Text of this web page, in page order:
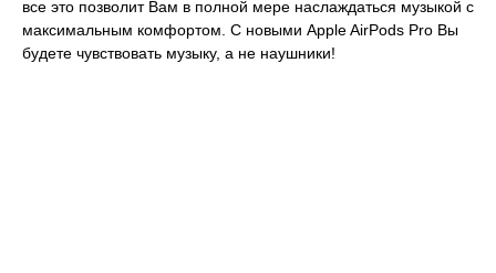
все это позволит Вам в полной мере наслаждаться музыкой с
максимальным комфортом. С новыми Apple AirPods Pro Вы
будете чувствовать музыку, а не наушники!